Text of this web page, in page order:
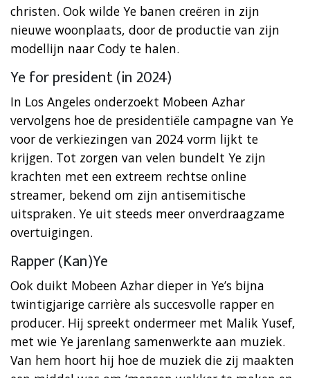
christen. Ook wilde Ye banen creëren in zijn
nieuwe woonplaats, door de productie van zijn
modellijn naar Cody te halen.
Ye for president (in 2024)
In Los Angeles onderzoekt Mobeen Azhar
vervolgens hoe de presidentiële campagne van Ye
voor de verkiezingen van 2024 vorm lijkt te
krijgen. Tot zorgen van velen bundelt Ye zijn
krachten met een extreem rechtse online
streamer, bekend om zijn antisemitische
uitspraken. Ye uit steeds meer onverdraagzame
overtuigingen.
Rapper (Kan)Ye
Ook duikt Mobeen Azhar dieper in Ye’s bijna
twintigjarige carrière als succesvolle rapper en
producer. Hij spreekt ondermeer met Malik Yusef,
met wie Ye jarenlang samenwerkte aan muziek.
Van hem hoort hij hoe de muziek die zij maakten